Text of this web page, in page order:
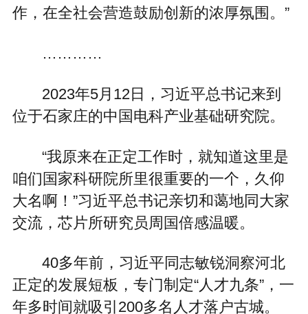
作，在全社会营造鼓励创新的浓厚氛围。”
…………
2023年5月12日，习近平总书记来到
位于石家庄的中国电科产业基础研究院。
“我原来在正定工作时，就知道这里是
咱们国家科研院所里很重要的一个，久仰
大名啊！”习近平总书记亲切和蔼地同大家
交流，芯片所研究员周国倍感温暖。
40多年前，习近平同志敏锐洞察河北
正定的发展短板，专门制定“人才九条”，一
年多时间就吸引200多名人才落户古城。